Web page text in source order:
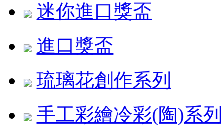
迷你進口獎盃
進口獎盃
琉璃花創作系列
手工彩繪冷彩(陶)系